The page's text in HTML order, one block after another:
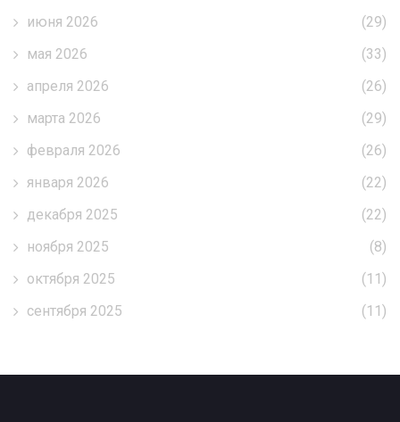
июня 2026
(29)
мая 2026
(33)
апреля 2026
(26)
марта 2026
(29)
февраля 2026
(26)
января 2026
(22)
декабря 2025
(22)
ноября 2025
(8)
октября 2025
(11)
сентября 2025
(11)